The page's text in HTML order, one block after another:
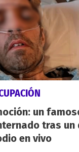
un
tras un
en vivo